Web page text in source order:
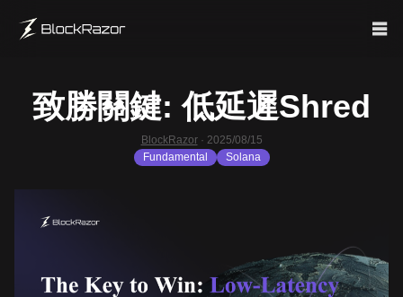
致勝關鍵: 低延遲Shred
BlockRazor · 2025/08/15
Fundamental
Solana